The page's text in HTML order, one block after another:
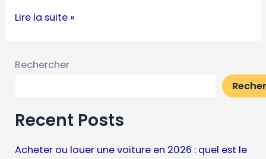
Lire la suite »
Rechercher
Recent Posts
Acheter ou louer une voiture en 2026 : quel est le